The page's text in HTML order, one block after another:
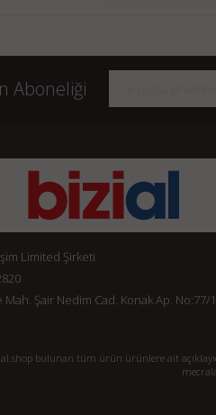
Aboneliği
Limited Şirketi
Şair Nedim Cad. Konak Ap. No:77/
bulunan tüm ürün ürünlere ait